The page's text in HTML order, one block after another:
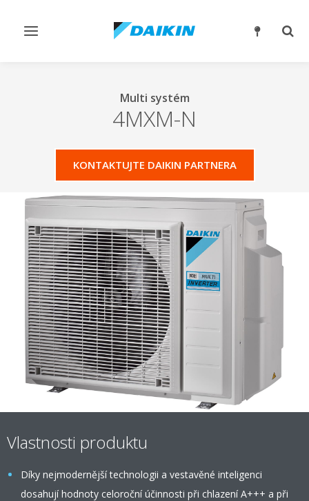
Přepnout
Multi systém
4MXM-N
KONTAKTUJTE DAIKIN PARTNERA
Vlastnosti produktu
Díky nejmodernější technologii a vestavěné inteligenci
dosahují hodnoty celoroční účinnosti při chlazení A+++ a při